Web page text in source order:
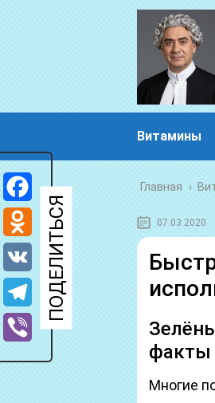
Витамины
Главная ›
07.03.2020
факты
Многие
Facebook
Odnoklassniki
VK
Telegram
Viber